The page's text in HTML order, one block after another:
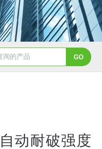
动耐破强度